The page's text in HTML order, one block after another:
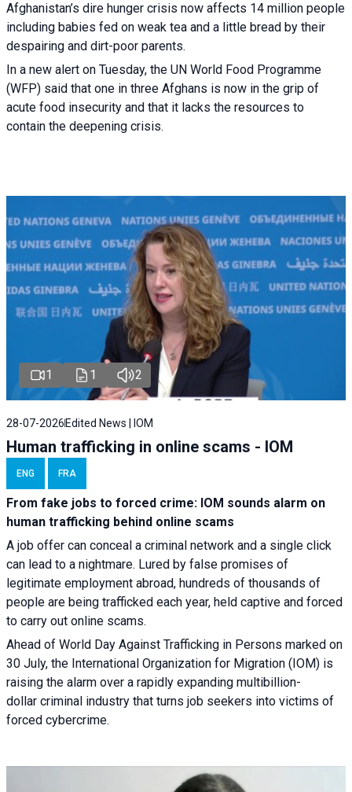
Afghanistan’s dire hunger crisis now affects 14 million people
including babies fed on weak tea and a little bread by their
despairing and dirt-poor parents.
In a new alert on Tuesday, the UN World Food Programme
(WFP) said that one in three Afghans is now in the grip of
acute food insecurity and that it lacks the resources to
contain the deepening crisis.
1 1 2
28-07-2026Edited News | IOM
Human trafficking in online scams - IOM
ENG FRA
From fake jobs to forced crime: IOM sounds alarm on
human trafficking behind online scams
A job offer can conceal a criminal network and a single click
can lead to a nightmare. Lured by false promises of
legitimate employment abroad, hundreds of thousands of
people are being trafficked each year, held captive and forced
to carry out online scams.
Ahead of World Day Against Trafficking in Persons marked on
30 July, the International Organization for Migration (IOM) is
raising the alarm over a rapidly expanding multibillion-
dollar criminal industry that turns job seekers into victims of
forced cybercrime.